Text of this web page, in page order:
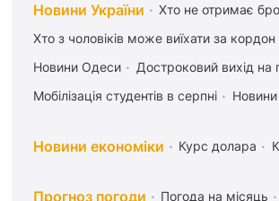
Новини України Хто не отримає
Хто з чоловіків може виїхати за кордон
Новини Одеси
Достроковий вихід на
Мобілізація студентів в серпні
Новини економіки Курс долара
Прогноз погоди Погода на місяць